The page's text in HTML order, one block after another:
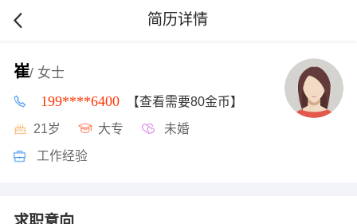
简历详情
崔/ 女士
199****6400 【查看需要80金币】
21岁 大专 未婚
工作经验